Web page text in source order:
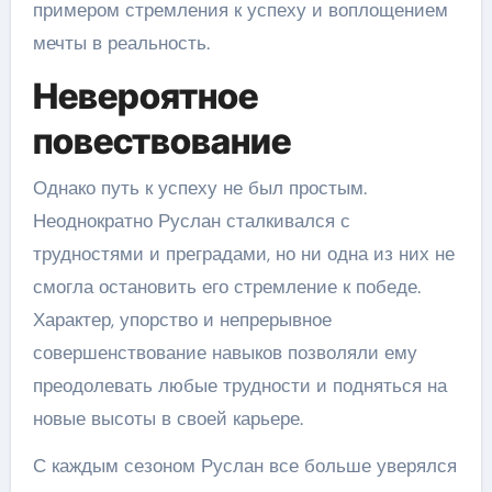
примером стремления к успеху и воплощением
мечты в реальность.
Невероятное
повествование
Однако путь к успеху не был простым.
Неоднократно Руслан сталкивался с
трудностями и преградами, но ни одна из них не
смогла остановить его стремление к победе.
Характер, упорство и непрерывное
совершенствование навыков позволяли ему
преодолевать любые трудности и подняться на
новые высоты в своей карьере.
С каждым сезоном Руслан все больше уверялся